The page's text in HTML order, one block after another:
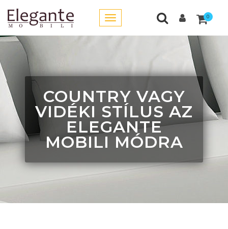
0
COUNTRY VAGY
VIDÉKI STÍLUS AZ
ELEGANTE
MOBILI MÓDRA